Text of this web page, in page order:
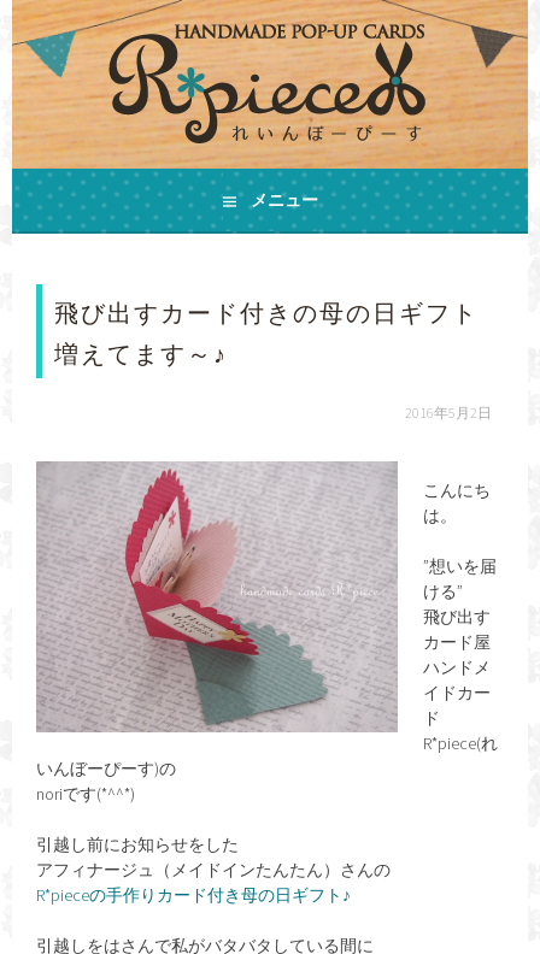
コ
ン
テ
ン
ツ
へ
キ
ッ
プ
ハンドメイドカード
ーす)
手作りの飛び出すカードとHAPPYをお届けします
メニュー
飛び出すカード付きの母の日ギフト
増えてます～♪
2016年5月2日
こんにち
は。
”想いを届
ける”
飛び出す
カード屋
ハンドメ
イドカー
ド
R*piece(れ
いんぼーぴーす)の
noriです(*^^*)
引越し前にお知らせをした
アフィナージュ（メイドインたんたん）さんの
R*pieceの手作りカード付き母の日ギフト♪
引越しをはさんで私がバタバタしている間に